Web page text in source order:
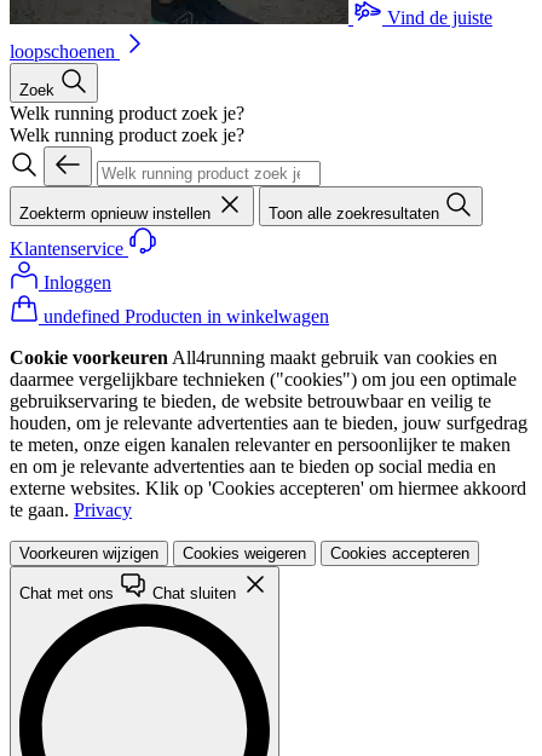
Vind de juiste
loopschoenen
Zoek
Welk running product zoek je?
Welk running product zoek je?
Zoekterm opnieuw instellen Toon alle zoekresultaten
Klantenservice
Inloggen
undefined Producten in winkelwagen
Cookie voorkeuren All4running maakt gebruik van cookies en
daarmee vergelijkbare technieken ("cookies") om jou een optimale
gebruikservaring te bieden, de website betrouwbaar en veilig te
houden, om je relevante advertenties aan te bieden, jouw surfgedrag
te meten, onze eigen kanalen relevanter en persoonlijker te maken
en om je relevante advertenties aan te bieden op social media en
externe websites. Klik op 'Cookies accepteren' om hiermee akkoord
te gaan. Privacy
Voorkeuren wijzigen Cookies weigeren Cookies accepteren
Chat met ons Chat sluiten